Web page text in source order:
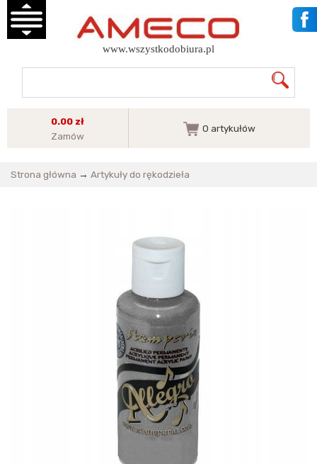
www.wszystkodobiura.pl
0.00 zł
Zamów
0 artykułów
Strona główna → Artykuły do rękodzieła